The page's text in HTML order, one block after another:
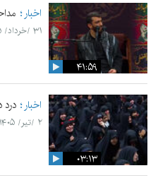
۴۱:۵۹
اخبار
۳۱ /خرداد/ ۱۴۰۵
۰۳:۱۳
اخبار
۲ /تیر/ ۱۴۰۵